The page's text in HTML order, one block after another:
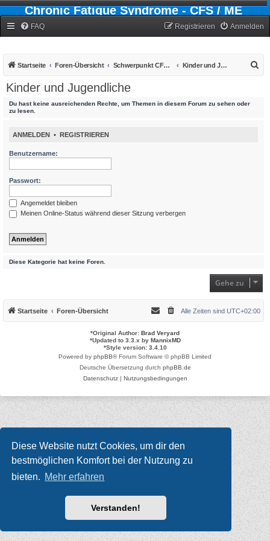
Diese Website nutzt Cookies, um dir den
bestmöglichen Komfort bei der Nutzung zu
bieten. Mehr erfahren
Verstanden!
Chronic Fatigue Syndrome - CFS / ME
FAQ Anmelden
Registrieren
Startseite Foren-Übersicht Schwerpunkt CFS - Chronic-Fatigue-Syndrom Kinder und Jugendliche
Kinder und Jugendliche
Du hast keine ausreichenden Rechte, um Themen in diesem Forum zu sehen oder
zu lesen.
ANMELDEN • REGISTRIEREN
Benutzername:
Passwort:
Angemeldet bleiben
Meinen Online-Status während dieser Sitzung verbergen
Diese Kategorie hat keine Foren.
Gehe zu
Startseite Foren-Übersicht Alle Zeiten sind UTC+02:00
*Original Author: Brad Veryard
*Updated to 3.3.x by MannixMD
*Style version: 3.4.10
Powered by phpBB® Forum Software © phpBB Limited
Deutsche Übersetzung durch phpBB.de
Datenschutz| Nutzungsbedingungen